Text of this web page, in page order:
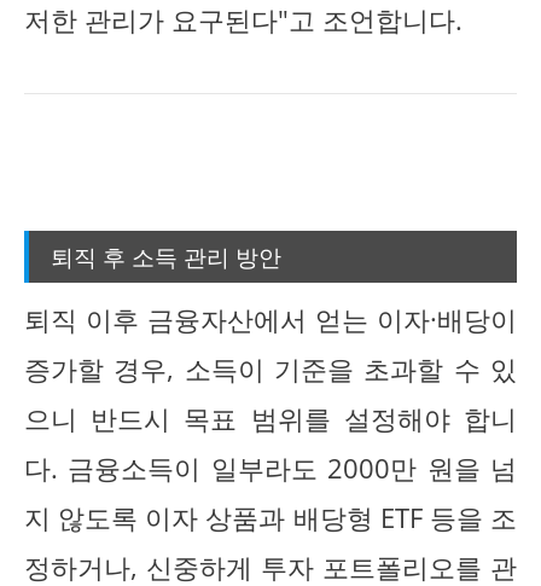
저한 관리가 요구된다"고 조언합니다.
퇴직 후 소득 관리 방안
퇴직 이후 금융자산에서 얻는 이자·배당이
증가할 경우, 소득이 기준을 초과할 수 있
으니 반드시 목표 범위를 설정해야 합니
다. 금융소득이 일부라도 2000만 원을 넘
지 않도록 이자 상품과 배당형 ETF 등을 조
정하거나, 신중하게 투자 포트폴리오를 관